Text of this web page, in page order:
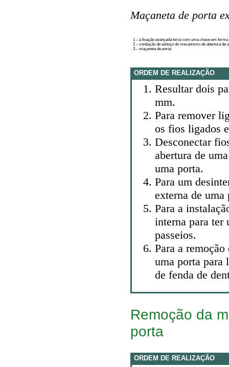
Maçaneta de porta
1 – a fixação avançada torce com uma chave em forma
2 – condução de esboço do mecanismo de abertura de
3 – maçaneta de porta;
ORDEM DE REALIZAÇÃO
Resultar dois
mm.
Para remover
os fios ligados
Desconectar
abertura de
uma porta.
Para um
externa de uma
Para a
interna para ter
passeios.
Para a
uma porta para
de fenda de
Remoção da
porta
ORDEM DE REALIZAÇÃO